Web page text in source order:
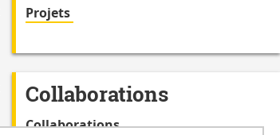
Projets
Collaborations
Collaborations